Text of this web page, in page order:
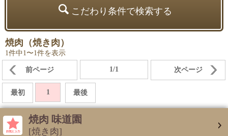
こだわり条件で検索する
焼肉（焼き肉）
1件中1〜1件を表示
前ページ 1/1 次ページ
最初 1 最後
焼肉 味道園
[焼き肉]